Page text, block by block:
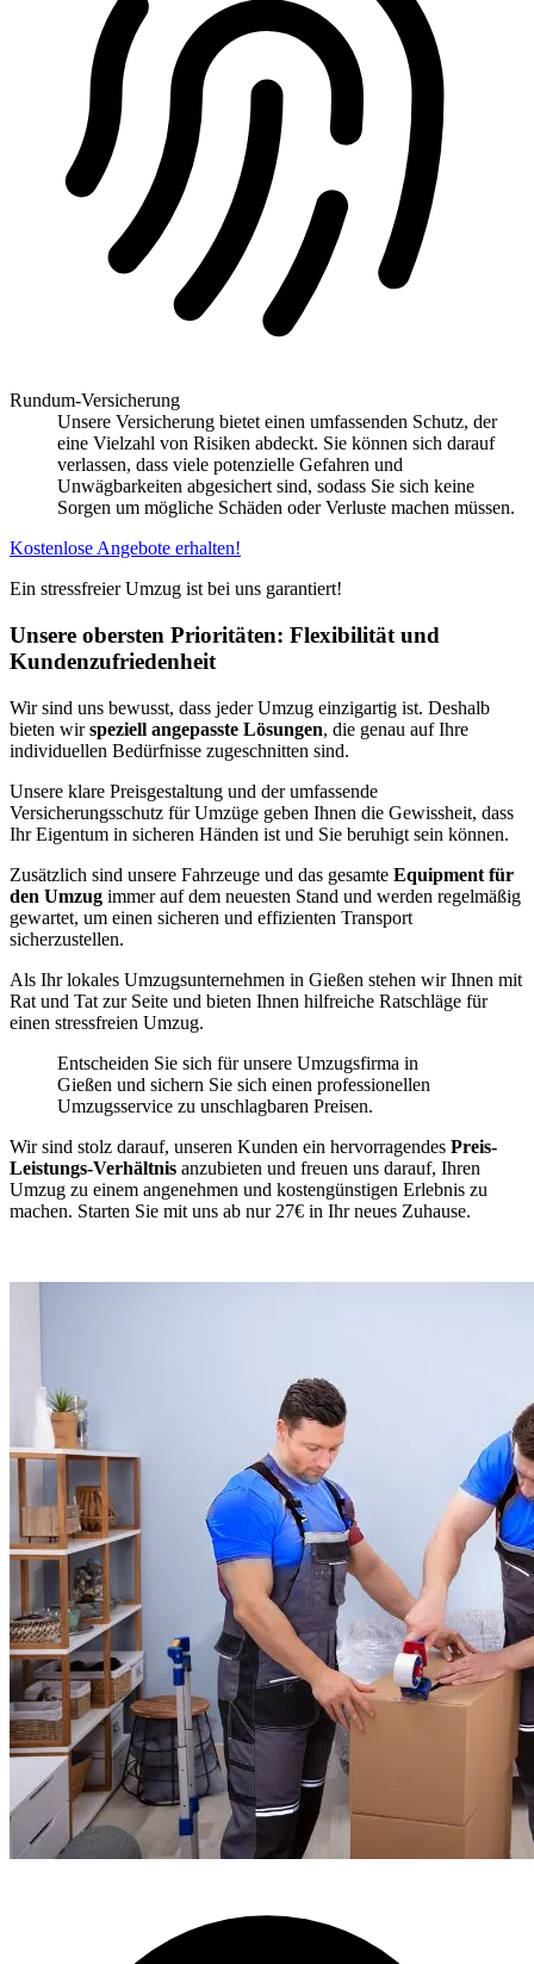
Rundum-Versicherung
Unsere Versicherung bietet einen umfassenden Schutz, der
eine Vielzahl von Risiken abdeckt. Sie können sich darauf
verlassen, dass viele potenzielle Gefahren und
Unwägbarkeiten abgesichert sind, sodass Sie sich keine
Sorgen um mögliche Schäden oder Verluste machen müssen.
Kostenlose Angebote erhalten!
Ein stressfreier Umzug ist bei uns garantiert!
Unsere obersten Prioritäten: Flexibilität und
Kundenzufriedenheit
Wir sind uns bewusst, dass jeder Umzug einzigartig ist. Deshalb
bieten wirspeziell angepasste Lösungen, die genau auf Ihre
individuellen Bedürfnisse zugeschnitten sind.
Unsere klare Preisgestaltung und der umfassende
Versicherungsschutz für Umzüge geben Ihnen die Gewissheit, dass
Ihr Eigentum in sicheren Händen ist und Sie beruhigt sein können.
Zusätzlich sind unsere Fahrzeuge und das gesamte Equipment für
den Umzug immer auf dem neuesten Stand und werden regelmäßig
gewartet, um einen sicheren und effizienten Transport
sicherzustellen.
Als Ihr lokales Umzugsunternehmen in Gießen stehen wir Ihnen mit
Rat und Tat zur Seite und bieten Ihnen hilfreiche Ratschläge für
einen stressfreien Umzug.
Entscheiden Sie sich für unsere Umzugsfirma in
Gießen und sichern Sie sich einen professionellen
Umzugsservice zu unschlagbaren Preisen.
Wir sind stolz darauf, unseren Kunden ein hervorragendes Preis-
Leistungs-Verhältnis anzubieten und freuen uns darauf, Ihren
Umzug zu einem angenehmen und kostengünstigen Erlebnis zu
machen. Starten Sie mit uns ab nur 27€ in Ihr neues Zuhause.